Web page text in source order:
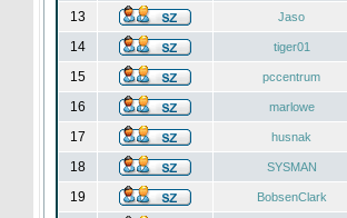
13
Jaso
14
tiger01
15
pccentrum
16
marlowe
17
husnak
18
SYSMAN
19
BobsenClark